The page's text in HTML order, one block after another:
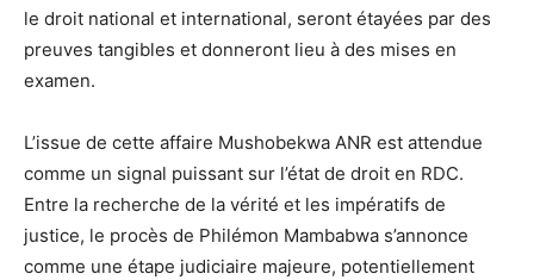
le droit national et international, seront étayées par des
preuves tangibles et donneront lieu à des mises en
examen.
L’issue de cette affaire Mushobekwa ANR est attendue
comme un signal puissant sur l’état de droit en RDC.
Entre la recherche de la vérité et les impératifs de
justice, le procès de Philémon Mambabwa s’annonce
comme une étape judiciaire majeure, potentiellement